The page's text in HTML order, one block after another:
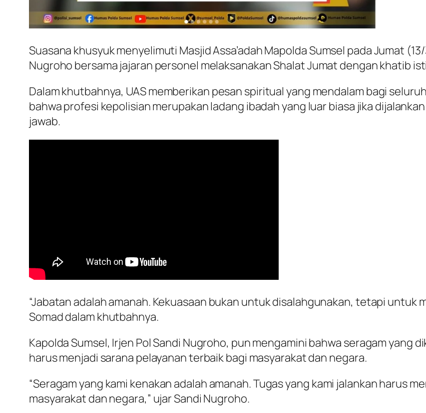
Suasana khusyuk menyelimuti Masjid Assa’adah Mapolda Sumsel pada Jumat
Nugroho bersama jajaran personel melaksanakan Shalat Jumat dengan khatib
Dalam khutbahnya, UAS memberikan pesan spiritual yang mendalam bagi
bahwa profesi kepolisian merupakan ladang ibadah yang luar biasa jika
jawab.
“Jabatan adalah amanah. Kekuasaan bukan untuk disalahgunakan, tetapi untuk
Somad dalam khutbahnya.
Kapolda Sumsel, Irjen Pol Sandi Nugroho, pun mengamini bahwa seragam yang
harus menjadi sarana pelayanan terbaik bagi masyarakat dan negara.
“Seragam yang kami kenakan adalah amanah. Tugas yang kami jalankan harus
masyarakat dan negara,” ujar Sandi Nugroho.